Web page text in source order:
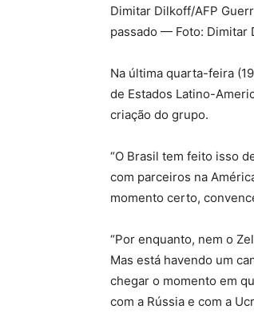
Dimitar Dilkoff/AFP
passado — Foto: Dimitar
Na última quarta-feira
de Estados Latino-
criação do grupo.
“O Brasil tem feito isso
com parceiros na
momento certo,
“Por enquanto, nem o
Mas está havendo um
chegar o momento em
com a Rússia e com a